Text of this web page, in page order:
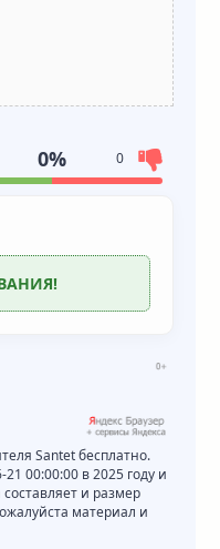
0% 0
Santet бесплатно.
00:00:00 в 2025 году и
и размер
материал и